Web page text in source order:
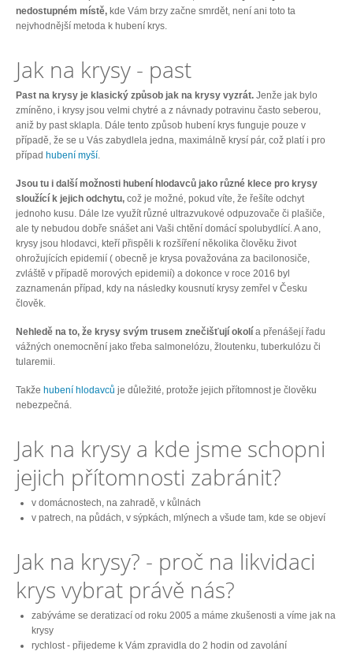
nedostupném místě, kde Vám brzy začne smrdět, není ani toto ta
nejvhodnější metoda k hubení krys.
Jak na krysy - past
Past na krysy je klasický způsob jak na krysy vyzrát. Jenže jak bylo
zmíněno, i krysy jsou velmi chytré a z návnady potravinu často seberou,
aniž by past sklapla. Dále tento způsob hubení krys funguje pouze v
případě, že se u Vás zabydlela jedna, maximálně krysí pár, což platí i pro
případ hubení myší.
Jsou tu i další možnosti hubení hlodavců jako různé klece pro krysy
sloužící k jejich odchytu, což je možné, pokud víte, že řešíte odchyt
jednoho kusu. Dále lze využít různé ultrazvukové odpuzovače či plašiče,
ale ty nebudou dobře snášet ani Vaši chtění domácí spolubydlící. A ano,
krysy jsou hlodavci, kteří přispěli k rozšíření několika člověku život
ohrožujících epidemií ( obecně je krysa považována za bacilonosiče,
zvláště v případě morových epidemií) a dokonce v roce 2016 byl
zaznamenán případ, kdy na následky kousnutí krysy zemřel v Česku
člověk.
Nehledě na to, že krysy svým trusem znečišťují okolí a přenášejí řadu
vážných onemocnění jako třeba salmonelózu, žloutenku, tuberkulózu či
tularemii.
Takže hubení hlodavců je důležité, protože jejich přítomnost je člověku
nebezpečná.
Jak na krysy a kde jsme schopni
jejich přítomnosti zabránit?
v domácnostech, na zahradě, v kůlnách
v patrech, na půdách, v sýpkách, mlýnech a všude tam, kde se objeví
Jak na krysy? - proč na likvidaci
krys vybrat právě nás?
zabýváme se deratizací od roku 2005 a máme zkušenosti a víme jak na
krysy
rychlost - přijedeme k Vám zpravidla do 2 hodin od zavolání